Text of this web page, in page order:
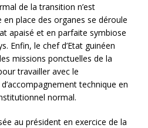
de la transition n’est
place des organes se déroule
apaisé et en parfaite symbiose
Enfin, le chef d’Etat guinéen
missions ponctuelles de la
travailler avec le
technique en
normal.
au président en exercice de la